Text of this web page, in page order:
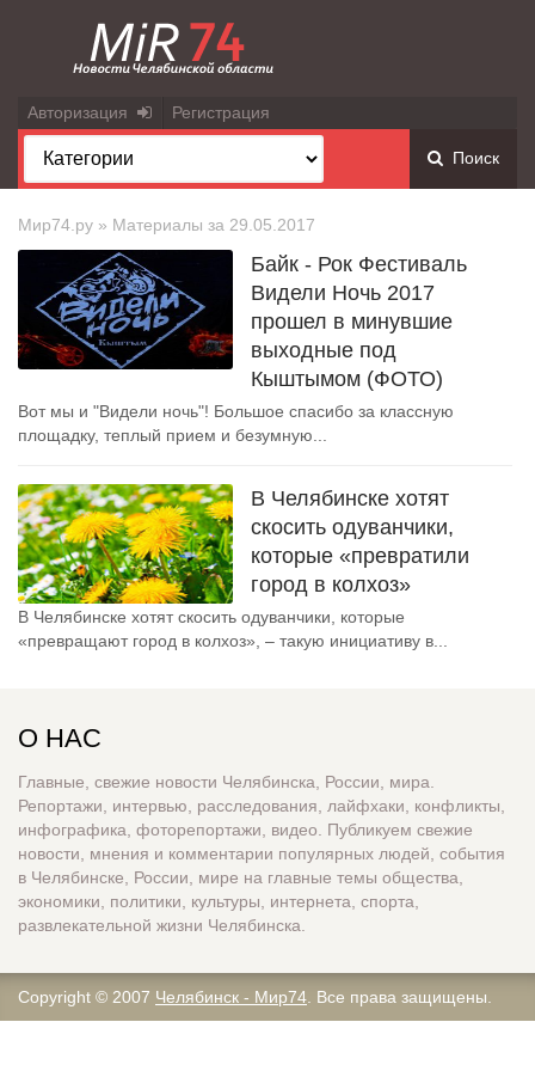
Авторизация Регистрация
Поиск
Мир74.ру » Материалы за 29.05.2017
Байк - Рок Фестиваль
Видели Ночь 2017
прошел в минувшие
выходные под
Кыштымом (ФОТО)
Вот мы и "Видели ночь"! Большое спасибо за классную
площадку, теплый прием и безумную...
В Челябинске хотят
скосить одуванчики,
которые «превратили
город в колхоз»
В Челябинске хотят скосить одуванчики, которые
«превращают город в колхоз», – такую инициативу в...
О НАС
Главные, свежие новости Челябинска, России, мира.
Репортажи, интервью, расследования, лайфхаки, конфликты,
инфографика, фоторепортажи, видео. Публикуем свежие
новости, мнения и комментарии популярных людей, события
в Челябинске, России, мире на главные темы общества,
экономики, политики, культуры, интернета, спорта,
развлекательной жизни Челябинска.
Copyright © 2007 Челябинск - Мир74 . Все права защищены.